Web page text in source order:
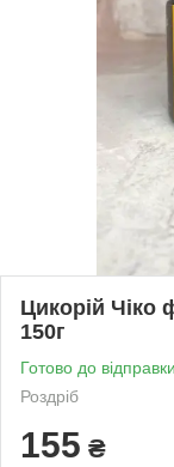
Цикорій Чіко
150г
Готово до відправки
Роздріб
155 ₴